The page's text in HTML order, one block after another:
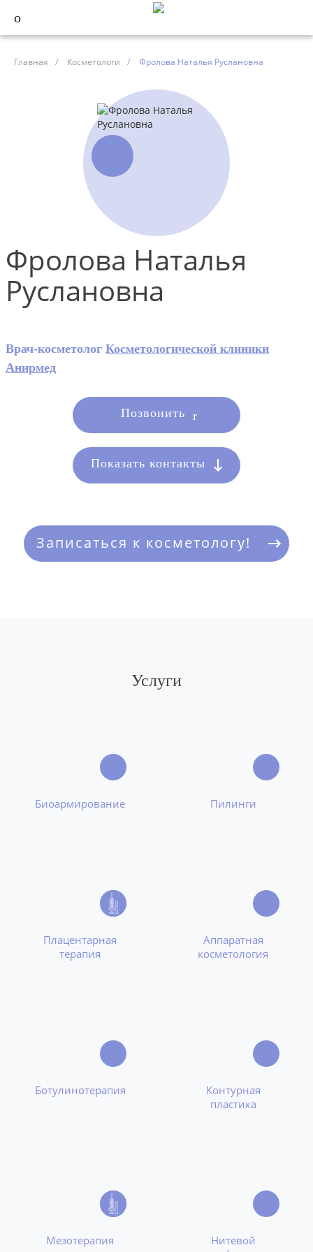
Главная / Косметологи / Фролова Наталья Руслановна
Фролова Наталья
Руслановна
Врач-косметолог Косметологической клиники
Анирмед
Позвонить
Показать контакты
Записаться к косметологу!
Услуги
Биоармирование Пилинги
Плацентарная
терапия
Аппаратная
косметология
Ботулинотерапия
Контурная
пластика
Мезотерапия
Нитевой